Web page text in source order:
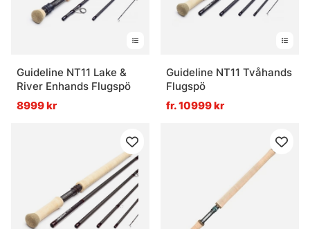
vill se prylarna på nära håll och känna skillnaden mellan
olika delar innan säsongen drar igång på allvar.
Vanliga frågor om flugfiske
Vad är flugfiske?
Vad är ett flugfiskeset?
Guideline NT11 Lake &
River Enhands Flugspö
8999 kr
Guideline NT11 Tvåhands
Flugspö
fr. 10999 kr